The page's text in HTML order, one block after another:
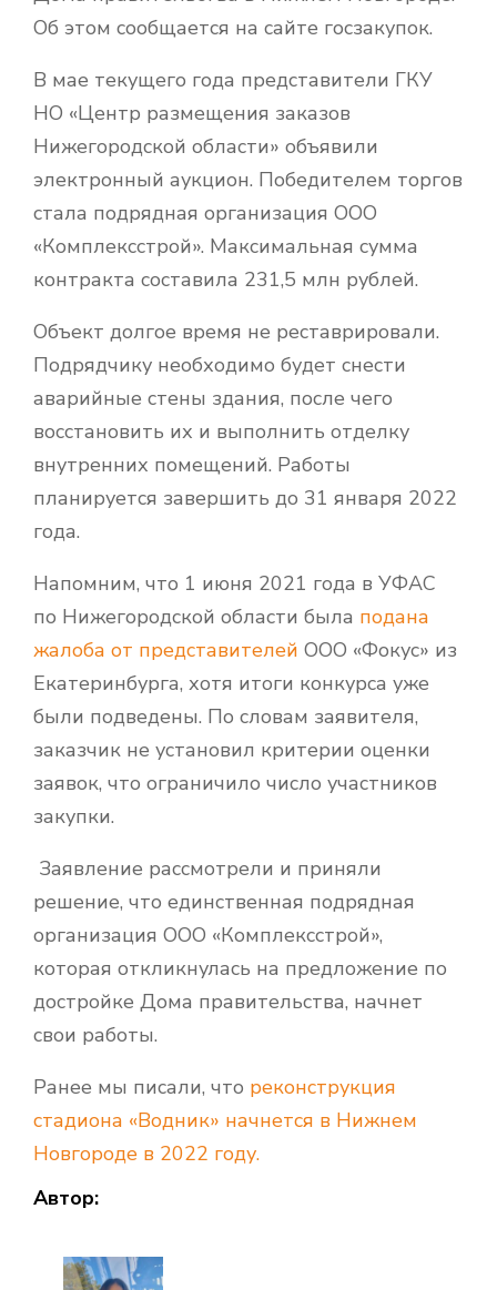
Об этом сообщается на сайте госзакупок.
В мае текущего года представители ГКУ
НО «Центр размещения заказов
Нижегородской области» объявили
электронный аукцион. Победителем торгов
стала подрядная организация ООО
«Комплексстрой». Максимальная сумма
контракта составила 231,5 млн рублей.
Объект долгое время не реставрировали.
Подрядчику необходимо будет снести
аварийные стены здания, после чего
восстановить их и выполнить отделку
внутренних помещений. Работы
планируется завершить до 31 января 2022
года.
Напомним, что 1 июня 2021 года в УФАС
по Нижегородской области была подана
жалоба от представителей ООО «Фокус» из
Екатеринбурга, хотя итоги конкурса уже
были подведены. По словам заявителя,
заказчик не установил критерии оценки
заявок, что ограничило число участников
закупки.
Заявление рассмотрели и приняли
решение, что единственная подрядная
организация ООО «Комплексстрой»,
которая откликнулась на предложение по
достройке Дома правительства, начнет
свои работы.
Ранее мы писали, что реконструкция
стадиона «Водник» начнется в Нижнем
Новгороде в 2022 году.
Автор: